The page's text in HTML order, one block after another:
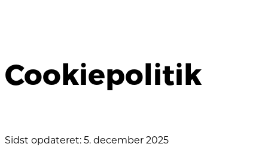
Cookiepolitik
Sidst opdateret: 5. december 2025